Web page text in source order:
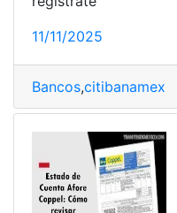
11/11/2025
Bancos,citibanamex